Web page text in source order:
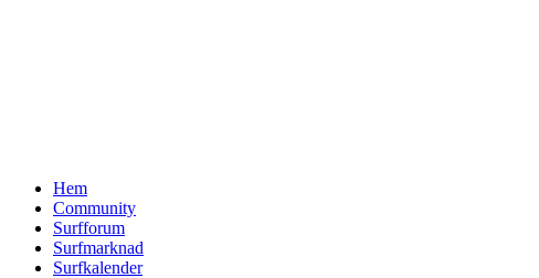
Hem
Community
Surfforum
Surfmarknad
Surfkalender